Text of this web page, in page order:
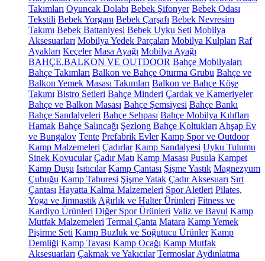
Takımları Oyuncak Dolabı Bebek Şifonyer Bebek Odası
Tekstili Bebek Yorganı Bebek Çarşafı Bebek Nevresim
Takımı Bebek Battaniyesi Bebek Uyku Seti Mobilya
Aksesuarları Mobilya Yedek Parçaları Mobilya Kulpları Raf
Ayakları Keçeler Masa Ayağı Mobilya Ayağı
BAHÇE,BALKON VE OUTDOOR Bahçe Mobilyaları
Bahçe Takımları Balkon ve Bahçe Oturma Grubu Bahçe ve
Balkon Yemek Masası Takımları Balkon ve Bahçe Köşe
Takımı Bistro Setleri Bahçe Minderi Çardak ve Kameriyeler
Bahçe ve Balkon Masası Bahçe Şemsiyesi Bahçe Bankı
Bahçe Sandalyeleri Bahçe Sehpası Bahçe Mobilya Kılıfları
Hamak Bahçe Salıncağı Şezlong Bahçe Koltukları Ahşap Ev
ve Bungalov Tente Prefabrik Evler Kamp Spor ve Outdoor
Kamp Malzemeleri Çadırlar Kamp Sandalyesi Uyku Tulumu
Sinek Kovucular Çadır Matı Kamp Masası Pusula Kampet
Kamp Duşu Isıtıcılar Kamp Çantası Şişme Yastık Magnezyum
Çubuğu Kamp Taburesi Şişme Yatak Çadır Aksesuarı Sırt
Çantası Hayatta Kalma Malzemeleri Spor Aletleri Pilates,
Yoga ve Jimnastik Ağırlık ve Halter Ürünleri Fitness ve
Kardiyo Ürünleri Diğer Spor Ürünleri Valiz ve Bavul Kamp
Mutfak Malzemeleri Termal Çanta Matara Kamp Yemek
Pişirme Seti Kamp Buzluk ve Soğutucu Ürünler Kamp
Demliği Kamp Tavası Kamp Ocağı Kamp Mutfak
Aksesuarları Çakmak ve Yakıcılar Termoslar Aydınlatma